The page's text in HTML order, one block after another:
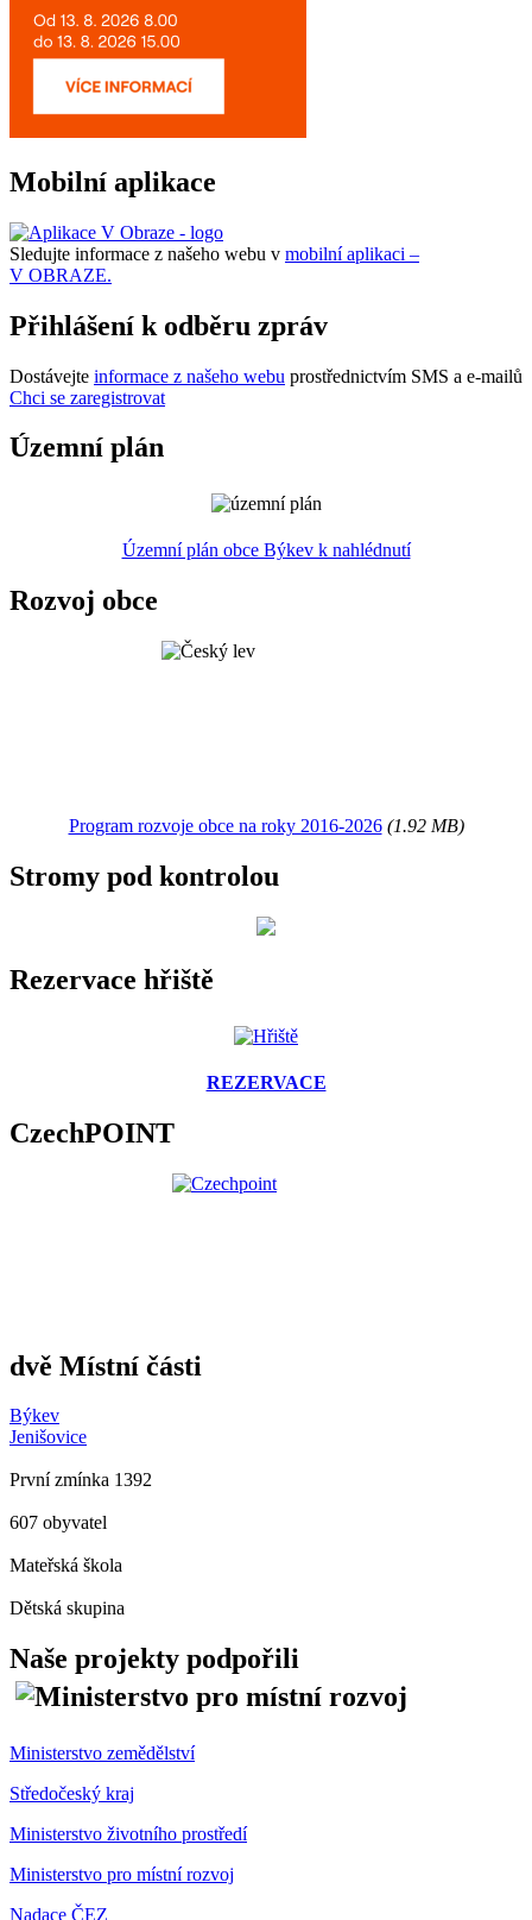
Mobilní aplikace
Sledujte informace z našeho webu v mobilní aplikaci –
V OBRAZE.
Přihlášení k odběru zpráv
Dostávejte informace z našeho webu prostřednictvím SMS a e-mailů
Chci se zaregistrovat
Územní plán
Územní plán obce Býkev k nahlédnutí
Rozvoj obce
Program rozvoje obce na roky 2016-2026(1.92 MB)
Stromy pod kontrolou
Rezervace hřiště
REZERVACE
CzechPOINT
dvě Místní části
Býkev
Jenišovice
První zmínka 1392
607 obyvatel
Mateřská škola
Dětská skupina
Naše projekty podpořili
Ministerstvo zemědělství
Středočeský kraj
Ministerstvo životního prostředí
Ministerstvo pro místní rozvoj
Nadace ČEZ